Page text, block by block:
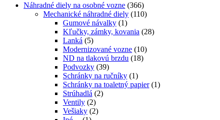
Náhradné diely na osobné vozne (366)
Mechanické náhradné diely (110)
Gumové návalky (1)
Kľučky, zámky, kovania (28)
Lanká (5)
Modernizované vozne (10)
ND na tlakovú brzdu (18)
Podvozky (39)
Schránky na ručníky (1)
Schránky na toaletný papier (1)
Strúhadlá (2)
Ventily (2)
Vešiaky (2)